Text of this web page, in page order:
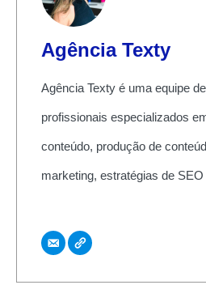
Agência Texty
Agência Texty é uma equipe
profissionais especializados
conteúdo, produção de
marketing, estratégias de